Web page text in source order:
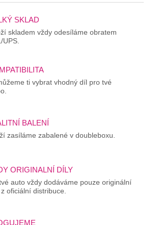
SKLAD
skladem vždy odesíláme obratem
UPS.
ti vybrat vhodný díl pro tvé
BALENÍ
zasíláme zabalené v doubleboxu.
ORIGINALNÍ DÍLY
auto vždy dodáváme pouze originální
oficiální distribuce.